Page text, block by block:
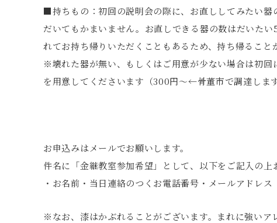
■持ちもの：初回の説明会の際に、お直ししてみたい
だいてもかまいません。お直しできる器の数はだいた
れてお持ち帰りいただくこともあるため、持ち帰ること
※壊れた器が無い、もしくはご用意が少ない場合は初
を用意してくださいます（300円〜←骨董市で調達しま
お申込みはメールでお願いします。
件名に「金継教室参加希望」として、以下をご記入の上
・お名前・当日連絡のつくお電話番号・メールアドレス
※なお、漆はかぶれることがございます。まれに強い